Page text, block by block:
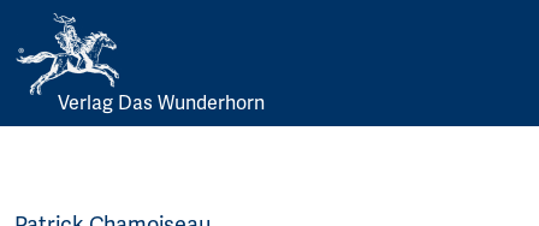
Skip
Verlag Das Wunderhorn